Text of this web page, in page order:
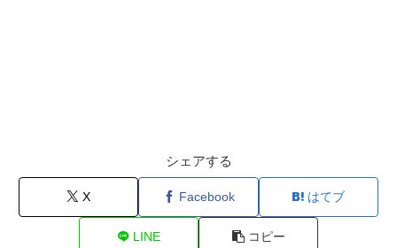
シェアする
X Facebook はてブ
LINE コピー